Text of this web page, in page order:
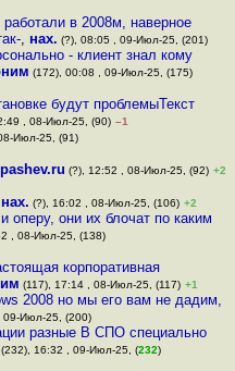
в 2008м, наверное
, нах. (?), 08:05 , 09-Июл-25, (201)
- клиент знал кому
(172), 00:08 , 09-Июл-25, (175)
будут проблемыТекст
, 08-Июл-25, (90) –1
Июл-25, (91)
pashev.ru (?), 12:52 , 08-Июл-25, (92) +2
нах. (?), 16:02 , 08-Июл-25, (106) +2
оперу, они их блочат по каким
, 08-Июл-25, (138)
корпоративная
(117), 17:14 , 08-Июл-25, (117) +1
2008 но мы его вам не дадим,
09-Июл-25, (200)
разные В СПО специально
(232), 16:32 , 09-Июл-25, (232)